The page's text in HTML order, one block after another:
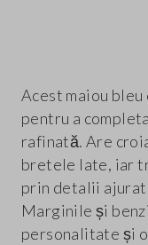
Acest maiou bleu
pentru a
rafinată. Are
bretele late, iar
prin detalii
Marginile și
personalitate și